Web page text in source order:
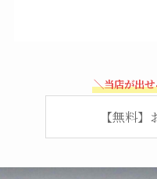
＼当店が出
【無料